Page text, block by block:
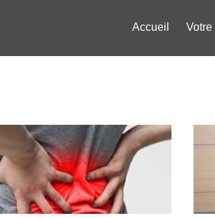
Accueil Votre